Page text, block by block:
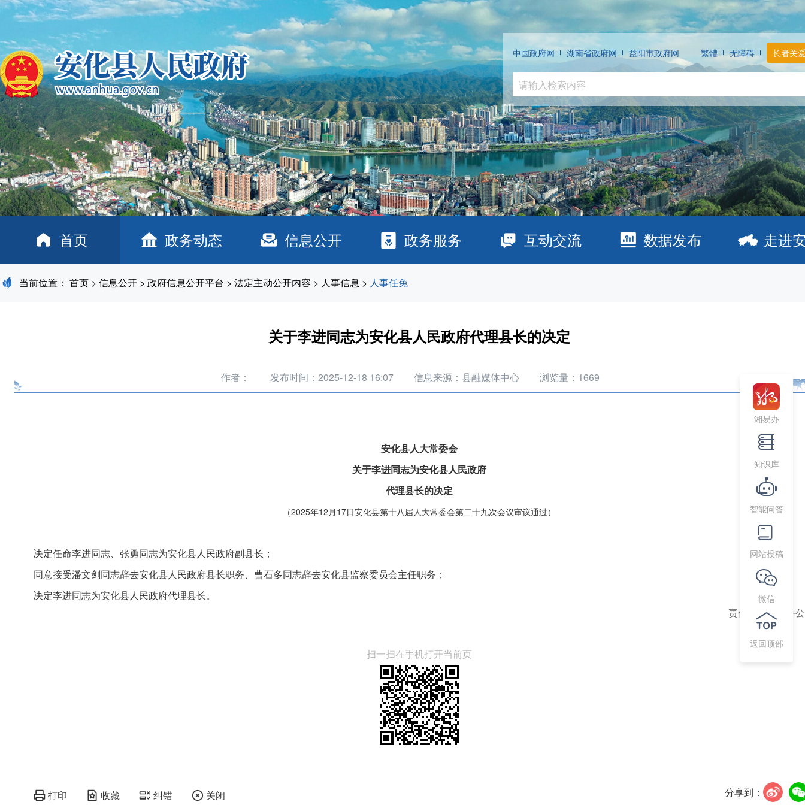
中国政府网 湖南省政府网 益阳市政府网 繁體 无障碍 长者关
首页 政务动态 信息公开 政务服务 互动交流 数据发布 走进
当前位置： 首页 > 信息公开 > 政府信息公开平台 > 法定主动公开内容 > 人事信息 > 人事任免
关于李进同志为安化县人民政府代理县长的决定
作者： 发布时间：2025-12-18 16:07 信息来源：县融媒体中心 浏览量： 1669
安化县人大常委会
关于李进同志为安化县人民政府
代理县长的决定
（2025年12月17日安化县第十八届人大常委会第二十九次会议审议通过）
决定任命李进同志、张勇同志为安化县人民政府副县长；
同意接受潘文剑同志辞去安化县人民政府县长职务、曹石多同志辞去安化县监察委员会主任职务；
决定李进同志为安化县人民政府代理县长。
责任编辑：政务
扫一扫在手机打开当前页
打印 收藏 纠错 关闭 分享到：
湘易办
知识库
智能问答
网站投稿
微信
返回顶部